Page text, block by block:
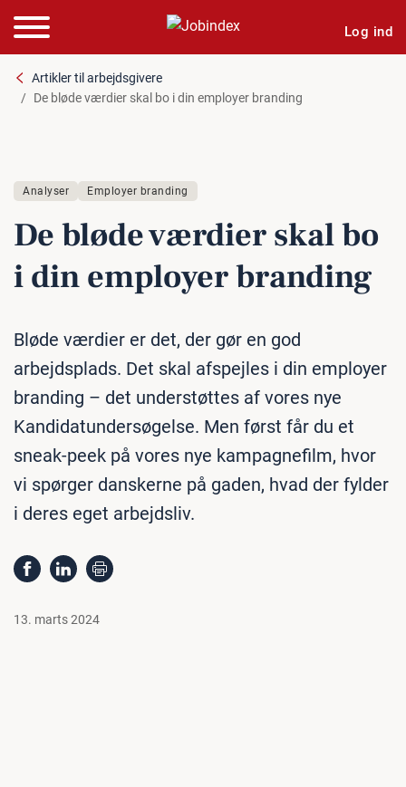
Log ind
Artikler til arbejdsgivere
De bløde værdier skal bo i din employer branding
Analyser Employer branding
De bløde værdier skal bo
i din employer branding
Bløde værdier er det, der gør en god
arbejdsplads. Det skal afspejles i din employer
branding – det understøttes af vores nye
Kandidatundersøgelse. Men først får du et
sneak-peek på vores nye kampagnefilm, hvor
vi spørger danskerne på gaden, hvad der fylder
i deres eget arbejdsliv.
13. marts 2024